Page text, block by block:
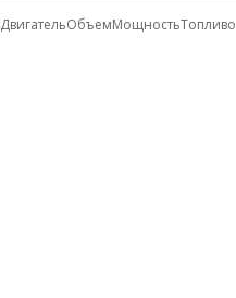
ДвигательОбъемМощностьТопливо